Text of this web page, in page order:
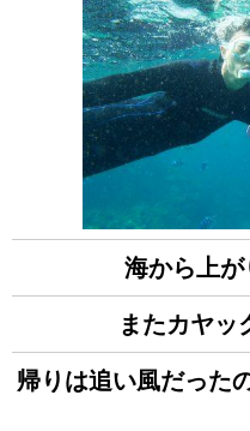
海から上
またカヤッ
帰りは追い風だった